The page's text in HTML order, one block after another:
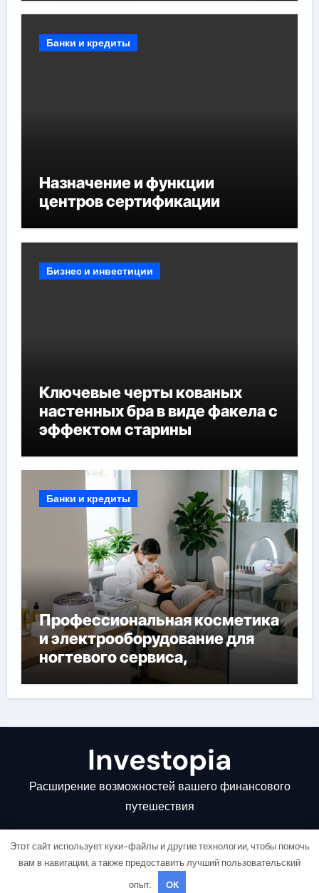
мероприятий и обустройства
Банки и кредиты
Назначение и функции
центров сертификации
Бизнес и инвестиции
Ключевые черты кованых
настенных бра в виде факела с
эффектом старины
Банки и кредиты
Профессиональная косметика
и электрооборудование для
ногтевого сервиса,
наращивания ресниц и
депиляции
Investopia
Расширение возможностей вашего финансового
путешествия
Copyright © All rights reserved |
Этот сайт использует куки-файлы и другие технологии, чтобы помочь
вам в навигации, а также предоставить лучший пользовательский
опыт.
OK